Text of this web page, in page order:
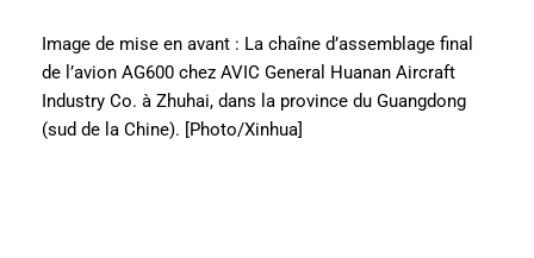
Image de mise en avant : La chaîne d’assemblage final
de l’avion AG600 chez AVIC General Huanan Aircraft
Industry Co. à Zhuhai, dans la province du Guangdong
(sud de la Chine). [Photo/Xinhua]